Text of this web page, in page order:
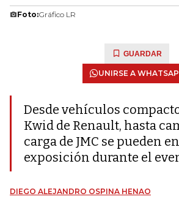
Foto:Gráfico LR
GUARDAR
UNIRSE A
Desde vehículos
Kwid de Renault, hasta
carga de JMC se pueden
exposición durante el
DIEGO ALEJANDRO OSPINA HENAO